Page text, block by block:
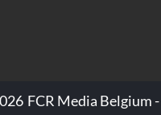
FCR Media Belgium -